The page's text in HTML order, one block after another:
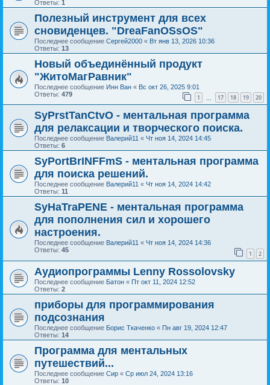
Ответы: 1
Полезный инструмент для всех
сновиденцев. "DreaFanOSsOS"
Последнее сообщение Сергей2000 « Вт янв 13, 2026 10:36
Ответы: 13
Новый объединённый продукт
"ЖитоМагРавник"
Последнее сообщение Инн Ван « Вс окт 26, 2025 9:01
Ответы: 479 1 17 18 19 20
SyPrstTanCtvO - ментальная программа
для релаксации и творческого поиска.
Последнее сообщение Валерий11 « Чт ноя 14, 2024 14:45
Ответы: 6
SyPortBrINFFmS - ментальная программа
для поиска решений.
Последнее сообщение Валерий11 « Чт ноя 14, 2024 14:42
Ответы: 11
SyHaTraPENE - ментальная программа
для пополнения сил и хорошего
настроения.
Последнее сообщение Валерий11 « Чт ноя 14, 2024 14:36
Ответы: 45 1 2
Аудиопрограммы Lenny Rossolovsky
Последнее сообщение Батон « Пт окт 11, 2024 12:52
Ответы: 2
приборы для программирования
подсознания
Последнее сообщение Борис Ткаченко « Пн авг 19, 2024 12:47
Ответы: 14
Программа для ментальных
путешествий...
Последнее сообщение Сир « Ср июл 24, 2024 13:16
Ответы: 10